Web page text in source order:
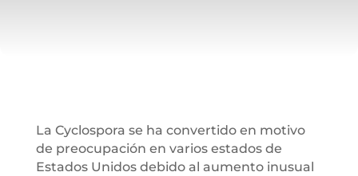
La Cyclospora se ha convertido en motivo
de preocupación en varios estados de
Estados Unidos debido al aumento inusual